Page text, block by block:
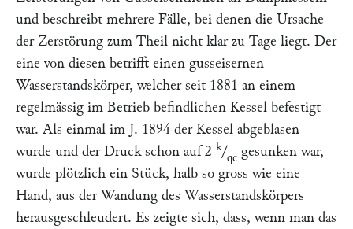
und beschreibt mehrere Fälle, bei denen die Ursache
der Zerstörung zum Theil nicht klar zu Tage liegt. Der
eine von diesen betrifft einen gusseisernen
Wasserstandskörper, welcher seit 1881 an einem
regelmässig im Betrieb befindlichen Kessel befestigt
war. Als einmal im J. 1894 der Kessel abgeblasen
wurde und der Druck schon auf 2 k/qc gesunken war,
wurde plötzlich ein Stück, halb so gross wie eine
Hand, aus der Wandung des Wasserstandskörpers
herausgeschleudert. Es zeigte sich, dass, wenn man das